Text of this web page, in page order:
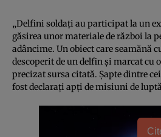
„Delfini soldaţi au participat la un
găsirea unor materiale de război la
adâncime. Un obiect care seamănă
descoperit de un delfin şi marcat cu
precizat sursa citată. Şapte dintre
fost declaraţi apţi de misiuni de